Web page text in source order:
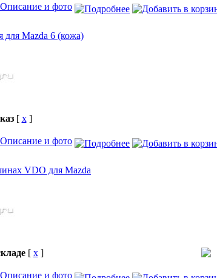
Mazda 6 (кожа)
[ x]
VDO для Mazda
[ x]